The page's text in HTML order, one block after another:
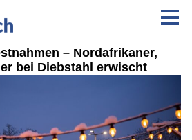
– Nordafrikaner,
bei Diebstahl erwischt